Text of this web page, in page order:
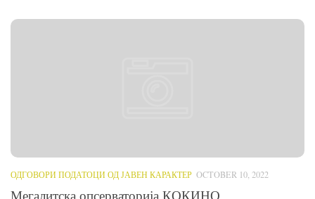
ОДГОВОРИ ПОДАТОЦИ ОД ЈАВЕН КАРАКТЕР OCTOBER 10, 2022
Мегалитска опсерваторија КОКИНО